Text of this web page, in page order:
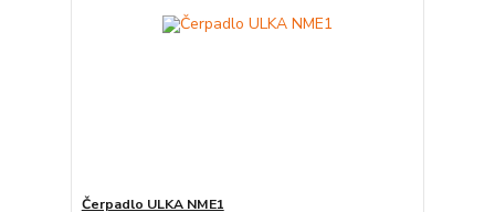
Čerpadlo ULKA NME1